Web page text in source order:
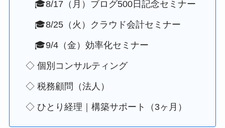
🎓8/17（月）ブログ500日記念セミナー
🎓8/25（火）クラウド会計セミナー
🎓9/4（金）効率化セミナー
◇ 個別コンサルティング
◇ 税務顧問（法人）
◇ ひとり経理｜構築サポート（3ヶ月）